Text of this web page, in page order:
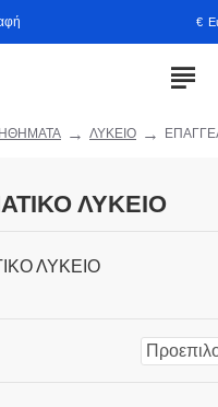
€
ΛΥΚΕΙΟ
ΛΥΚΕΙΟ